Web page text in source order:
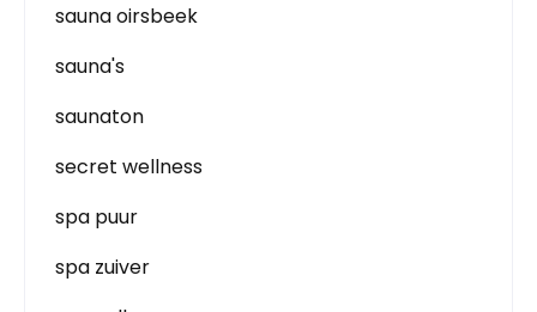
sauna oirsbeek
sauna's
saunaton
secret wellness
spa puur
spa zuiver